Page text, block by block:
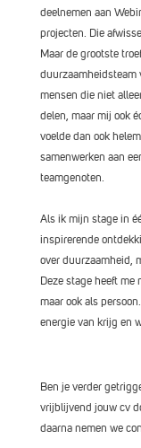
deelnemen aan
projecten. Die
Maar de grootste
duurzaamheidsteam
mensen die niet
delen, maar mij ook
voelde dan ook
samenwerken aan
teamgenoten.
Als ik mijn stage in
inspirerende
over duurzaamheid,
Deze stage heeft me
maar ook als
energie van krijg en
Ben je verder
vrijblijvend jouw cv
daarna nemen we